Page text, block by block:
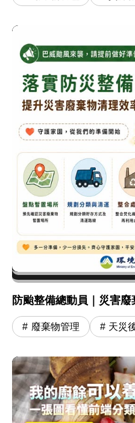
防颱整備總動員｜災害
廢棄物管理 天災